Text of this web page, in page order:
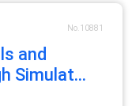
No.10881
and
Simulat...